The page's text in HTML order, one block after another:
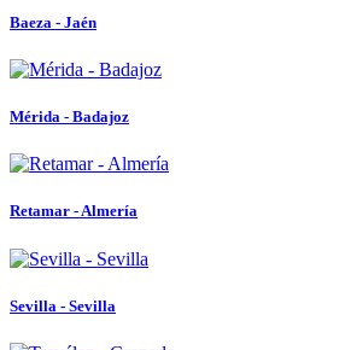
Baeza - Jaén
Mérida - Badajoz
Retamar - Almería
Sevilla - Sevilla